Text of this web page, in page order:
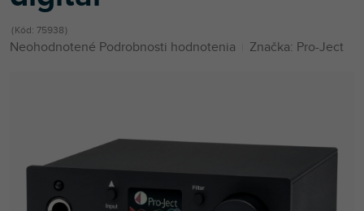
Kód: 75938
Priemerné
hviezdičiek.
Neohodnotené Podrobnosti hodnotenia Značka: Pro-Ject